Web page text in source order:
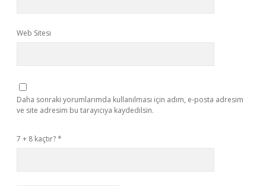
Web Sitesi
Daha sonraki yorumlarımda kullanılması için adım, e-posta adresim
ve site adresim bu tarayıcıya kaydedilsin.
7 + 8 kaçtır?*